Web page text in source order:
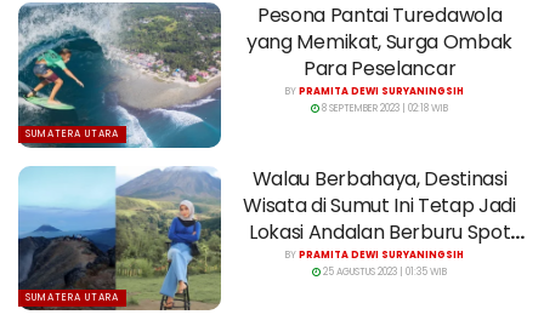
SUMATERA UTARA
Pesona Pantai Turedawola
yang Memikat, Surga Ombak
Para Peselancar
BYPRAMITA DEWI SURYANINGSIH
8 SEPTEMBER 2023 | 02:18 WIB
SUMATERA UTARA
Walau Berbahaya, Destinasi
Wisata di Sumut Ini Tetap Jadi
Lokasi Andalan Berburu Spot
Foto
BYPRAMITA DEWI SURYANINGSIH
25 AGUSTUS 2023 | 01:35 WIB